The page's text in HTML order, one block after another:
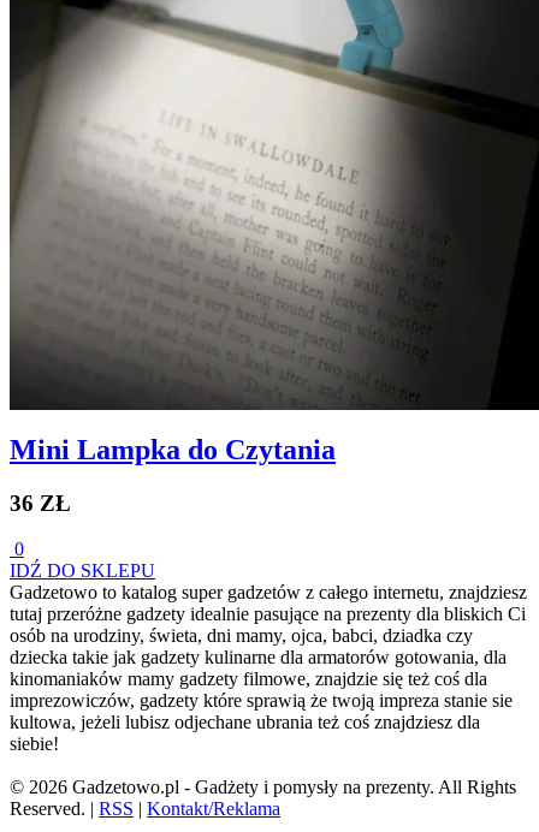
Mini Lampka do Czytania
36 ZŁ
0
IDŹ DO SKLEPU
Gadzetowo to katalog super gadzetów z całego internetu, znajdziesz
tutaj przeróżne gadzety idealnie pasujące na prezenty dla bliskich Ci
osób na urodziny, świeta, dni mamy, ojca, babci, dziadka czy
dziecka takie jak gadzety kulinarne dla armatorów gotowania, dla
kinomaniaków mamy gadzety filmowe, znajdzie się też coś dla
imprezowiczów, gadzety które sprawią że twoją impreza stanie sie
kultowa, jeżeli lubisz odjechane ubrania też coś znajdziesz dla
siebie!
© 2026 Gadzetowo.pl - Gadżety i pomysły na prezenty. All Rights
Reserved. | RSS | Kontakt/Reklama